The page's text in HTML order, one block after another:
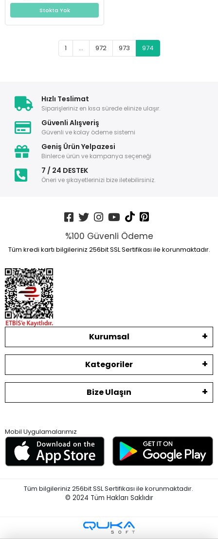
Stokta Yok
1 ... 972 973 974
Hızlı Teslimat
Siparişleriniz en kısa sürede elinize ulaşır.
Güvenli Alışveriş
Güvenli ve kolay ödeme sistemi
Geniş Ürün Yelpazesi
Binlerce ürün ve kampanya seçeneği
7 / 24 DESTEK
Öneri ve şikayetlerinizi bize iletebilirsiniz.
%100 Güvenli Ödeme
Tüm kredi kartı bilgileriniz 256bit SSL Sertifikası ile korunmaktadır.
Kurumsal
Kategoriler
Bize Ulaşın
Mobil Uygulamalarımız
Tüm bilgileriniz 256bit SSL Sertifikası ile korunmaktadır.
© 2024 Tüm Hakları Saklıdır